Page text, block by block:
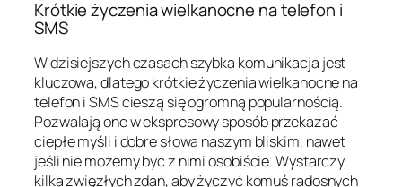
Krótkie życzenia wielkanocne na telefon i
SMS
W dzisiejszych czasach szybka komunikacja jest
kluczowa, dlatego krótkie życzenia wielkanocne na
telefon i SMS cieszą się ogromną popularnością.
Pozwalają one w ekspresowy sposób przekazać
ciepłe myśli i dobre słowa naszym bliskim, nawet
jeśli nie możemy być z nimi osobiście. Wystarczy
kilka zwięzłych zdań, aby życzyć komuś radosnych